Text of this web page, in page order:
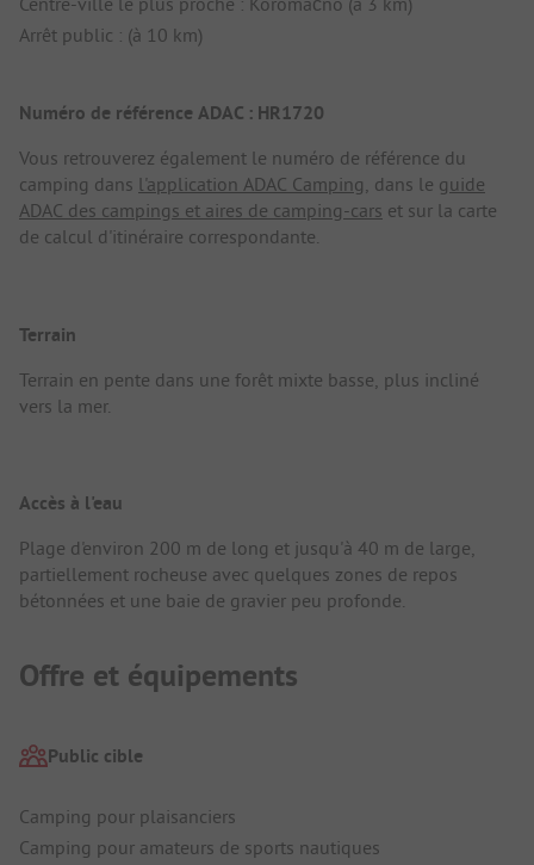
Arrêt public : (à 10 km)
Numéro de référence ADAC : HR1720
Vous retrouverez également le numéro de référence du
camping dans l'application ADAC Camping, dans le guide
ADAC des campings et aires de camping-cars et sur la carte
de calcul d'itinéraire correspondante.
Terrain
Terrain en pente dans une forêt mixte basse, plus incliné
vers la mer.
Accès à l'eau
Plage d'environ 200 m de long et jusqu'à 40 m de large,
partiellement rocheuse avec quelques zones de repos
bétonnées et une baie de gravier peu profonde.
Offre et équipements
Public cible
Camping pour plaisanciers
Camping pour amateurs de sports nautiques